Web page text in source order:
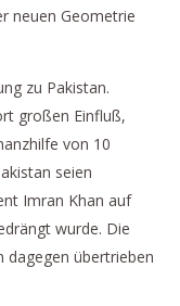
neuen Geometrie
zu Pakistan.
großen Einfluß,
von 10
seien
Imran Khan auf
wurde. Die
dagegen übertrieben